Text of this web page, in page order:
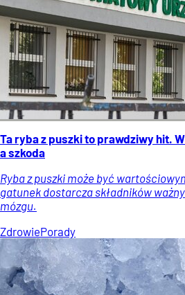
Ta ryba z puszki to prawdziwy hit.
a szkoda
Ryba z puszki może być
gatunek dostarcza składników
mózgu.
ZdrowiePorady